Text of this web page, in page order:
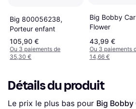
Big 800056238,
Porteur enfant
105,90 €
Ou 3 paiements de
35,30 €
Big Bobby
Flower
43,99 €
Ou 3 paiements
14,66 €
Détails du produit
Le prix le plus bas pour Big Bobby